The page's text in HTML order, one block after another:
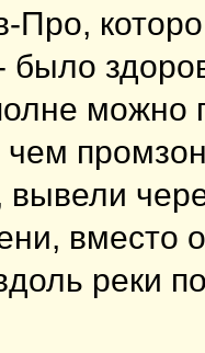
было
можно
чем
вместо
реки